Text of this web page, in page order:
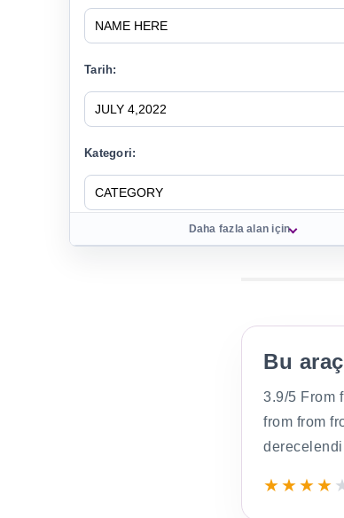
Tarih:
Kategori:
Daha fazla alan için
Bu
3.9/5 From
from from
★★★★